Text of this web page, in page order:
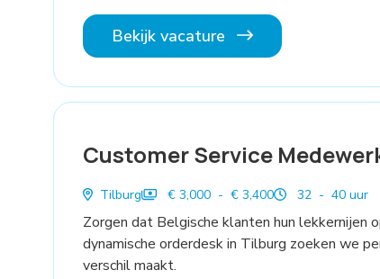
Bekijk vacature
Customer Service
Tilburg € 3,000 - € 3,400 32 - 40 uur
Zorgen dat Belgische klanten hun lekkernijen
dynamische orderdesk in Tilburg zoeken we
verschil maakt.